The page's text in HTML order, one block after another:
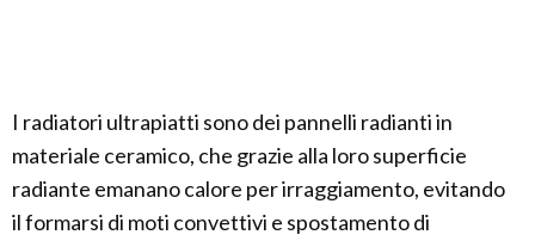
I radiatori ultrapiatti sono dei pannelli radianti in
materiale ceramico, che grazie alla loro superficie
radiante emanano calore per irraggiamento, evitando
il formarsi di moti convettivi e spostamento di